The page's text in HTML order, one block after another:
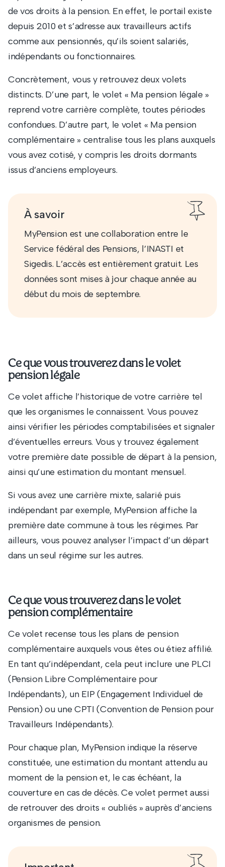
de vos droits à la pension. En effet, le portail existe
depuis 2010 et s’adresse aux travailleurs actifs
comme aux pensionnés, qu’ils soient salariés,
indépendants ou fonctionnaires.
Concrètement, vous y retrouvez deux volets
distincts. D’une part, le volet « Ma pension légale »
reprend votre carrière complète, toutes périodes
confondues. D’autre part, le volet « Ma pension
complémentaire » centralise tous les plans auxquels
vous avez cotisé, y compris les droits dormants
issus d’anciens employeurs.
À savoir
MyPension est une collaboration entre le
Service fédéral des Pensions, l’INASTI et
Sigedis. L’accès est entièrement gratuit. Les
données sont mises à jour chaque année au
début du mois de septembre.
Ce que vous trouverez dans le volet
pension légale
Ce volet affiche l’historique de votre carrière tel
que les organismes le connaissent. Vous pouvez
ainsi vérifier les périodes comptabilisées et signaler
d’éventuelles erreurs. Vous y trouvez également
votre première date possible de départ à la pension,
ainsi qu’une estimation du montant mensuel.
Si vous avez une carrière mixte, salarié puis
indépendant par exemple, MyPension affiche la
première date commune à tous les régimes. Par
ailleurs, vous pouvez analyser l’impact d’un départ
dans un seul régime sur les autres.
Ce que vous trouverez dans le volet
pension complémentaire
Ce volet recense tous les plans de pension
complémentaire auxquels vous êtes ou étiez affilié.
En tant qu’indépendant, cela peut inclure une PLCI
(Pension Libre Complémentaire pour
Indépendants), un EIP (Engagement Individuel de
Pension) ou une CPTI (Convention de Pension pour
Travailleurs Indépendants).
Pour chaque plan, MyPension indique la réserve
constituée, une estimation du montant attendu au
moment de la pension et, le cas échéant, la
couverture en cas de décès. Ce volet permet aussi
de retrouver des droits « oubliés » auprès d’anciens
organismes de pension.